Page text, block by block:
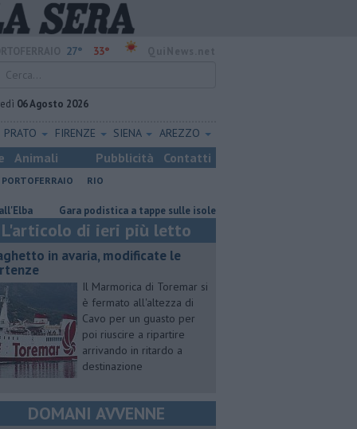
27° 33°
06 Agosto 2026
PRATO FIRENZE SIENA AREZZO
Animali Pubblicità Contatti
PORTOFERRAIO RIO
Gara podistica a tappe sulle isole toscane
L'articolo di ieri più letto
in avaria, modificate le
Il Marmorica di Toremar si
è fermato all'altezza di
Cavo per un guasto per
poi riuscire a ripartire
arrivando in ritardo a
destinazione
DOMANI AVVENNE